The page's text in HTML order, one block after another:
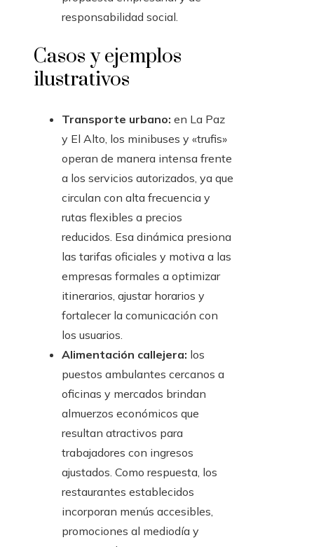
responsabilidad social.
Casos y ejemplos
ilustrativos
Transporte urbano: en La Paz
y El Alto, los minibuses y «trufis»
operan de manera intensa frente
a los servicios autorizados, ya que
circulan con alta frecuencia y
rutas flexibles a precios
reducidos. Esa dinámica presiona
las tarifas oficiales y motiva a las
empresas formales a optimizar
itinerarios, ajustar horarios y
fortalecer la comunicación con
los usuarios.
Alimentación callejera: los
puestos ambulantes cercanos a
oficinas y mercados brindan
almuerzos económicos que
resultan atractivos para
trabajadores con ingresos
ajustados. Como respuesta, los
restaurantes establecidos
incorporan menús accesibles,
promociones al mediodía y